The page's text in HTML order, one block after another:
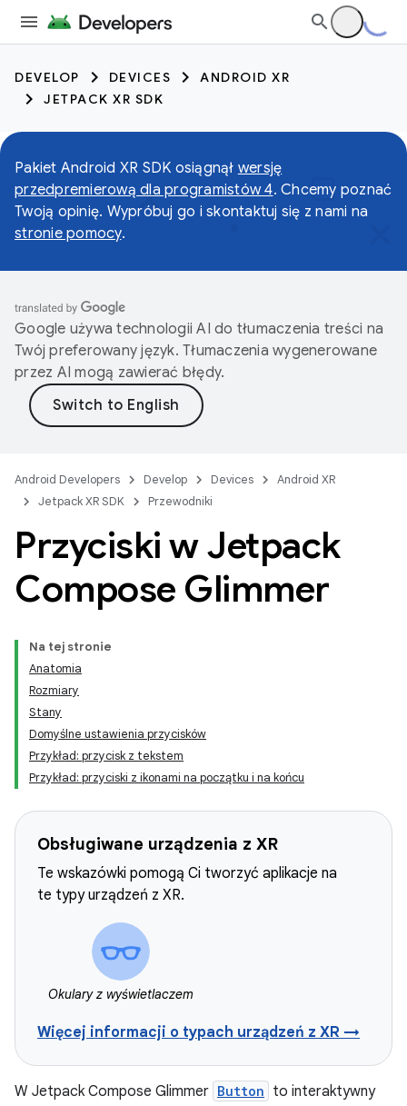
DEVELOP DEVICES
ANDROID XR
JETPACK XR SDK
Pakiet Android XR SDK osiągnął wersję
przedpremierową dla programistów 4. Chcemy poznać
Twoją opinię. Wypróbuj go i skontaktuj się z nami na
stronie pomocy.
Google używa technologii AI do tłumaczenia treści na
Twój preferowany język. Tłumaczenia wygenerowane
przez AI mogą zawierać błędy.
Android Developers Develop Devices
Android XR
Jetpack XR SDK
Przewodniki
Przyciski w Jetpack
Compose Glimmer
Na tej stronie
Anatomia
Rozmiary
Stany
Domyślne ustawienia przycisków
Przykład: przycisk z tekstem
Przykład: przyciski z ikonami na początku i na końcu
Obsługiwane urządzenia z XR
Te wskazówki pomogą Ci tworzyć aplikacje na
te typy urządzeń z XR.
Okulary z wyświetlaczem
Więcej informacji o typach urządzeń z XR →
W Jetpack Compose Glimmer Button to interaktywny